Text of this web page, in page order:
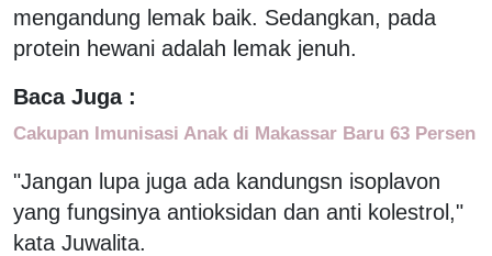
mengandung lemak baik. Sedangkan, pada
protein hewani adalah lemak jenuh.
Baca Juga :
Cakupan Imunisasi Anak di Makassar Baru 63 Persen
"Jangan lupa juga ada kandungsn isoplavon
yang fungsinya antioksidan dan anti kolestrol,"
kata Juwalita.